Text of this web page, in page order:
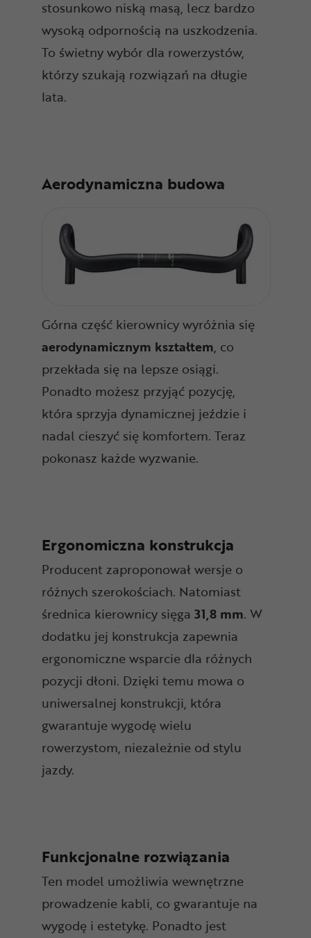
stosunkowo niską masą, lecz bardzo
wysoką odpornością na uszkodzenia.
To świetny wybór dla rowerzystów,
którzy szukają rozwiązań na długie
lata.
Aerodynamiczna budowa
Górna część kierownicy wyróżnia się
aerodynamicznym kształtem, co
przekłada się na lepsze osiągi.
Ponadto możesz przyjąć pozycję,
która sprzyja dynamicznej jeździe i
nadal cieszyć się komfortem. Teraz
pokonasz każde wyzwanie.
Ergonomiczna konstrukcja
Producent zaproponował wersje o
różnych szerokościach. Natomiast
średnica kierownicy sięga 31,8 mm. W
dodatku jej konstrukcja zapewnia
ergonomiczne wsparcie dla różnych
pozycji dłoni. Dzięki temu mowa o
uniwersalnej konstrukcji, która
gwarantuje wygodę wielu
rowerzystom, niezależnie od stylu
jazdy.
Funkcjonalne rozwiązania
Ten model umożliwia wewnętrzne
prowadzenie kabli, co gwarantuje na
wygodę i estetykę. Ponadto jest